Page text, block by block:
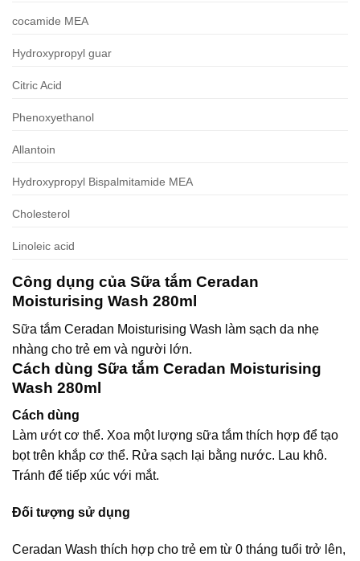
cocamide MEA
Hydroxypropyl guar
Citric Acid
Phenoxyethanol
Allantoin
Hydroxypropyl Bispalmitamide MEA
Cholesterol
Linoleic acid
Công dụng của Sữa tắm Ceradan
Moisturising Wash 280ml
Sữa tắm Ceradan Moisturising Wash làm sạch da nhẹ
nhàng cho trẻ em và người lớn.
Cách dùng Sữa tắm Ceradan Moisturising
Wash 280ml
Cách dùng
Làm ướt cơ thể. Xoa một lượng sữa tắm thích hợp để tạo
bọt trên khắp cơ thể. Rửa sạch lại bằng nước. Lau khô.
Tránh để tiếp xúc với mắt.
Đối tượng sử dụng
Ceradan Wash thích hợp cho trẻ em từ 0 tháng tuổi trở lên,